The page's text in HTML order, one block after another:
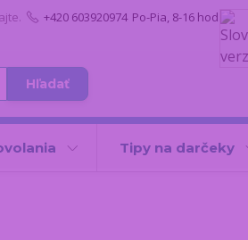
Hľadať
+420 603920974 Po-Pia, 8-16 hod.
Tipy na darčeky